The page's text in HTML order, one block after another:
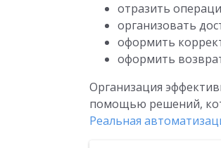
отразить
организовать
оформить
оформить
Организация
помощью решений,
Реальная